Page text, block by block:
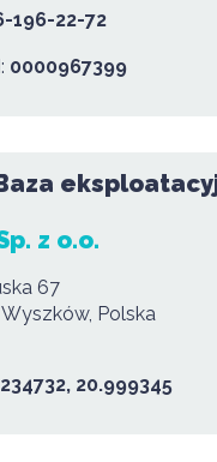
196-22-72
0000967399
z o.o.
67
Polska
20.999345